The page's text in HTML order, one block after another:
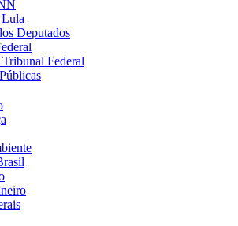
Deputados
Federal